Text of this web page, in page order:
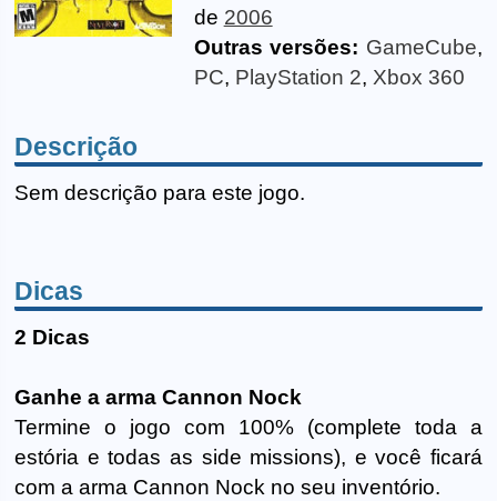
de 2006
Outras versões: GameCube,
PC, PlayStation 2, Xbox 360
Descrição
Sem descrição para este jogo.
Dicas
2 Dicas
Ganhe a arma Cannon Nock
Termine o jogo com 100% (complete toda a
estória e todas as side missions), e você ficará
com a arma Cannon Nock no seu inventório.